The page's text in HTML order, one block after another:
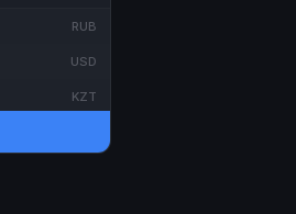
RUB
USD
KZT